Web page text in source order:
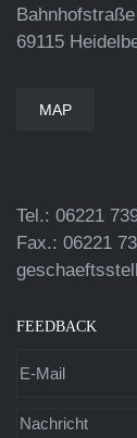
69115
MAP
Tel.: 06221
Fax.: 06221
FEEDBACK